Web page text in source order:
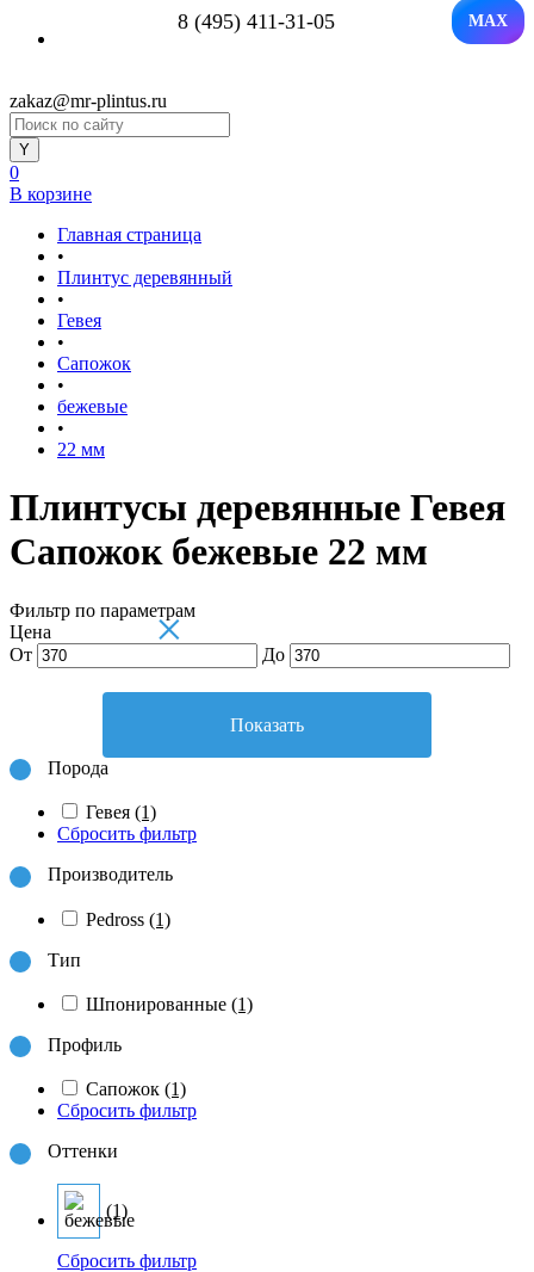
8 (495) 411-31-05 MAX
zakaz@mr-plintus.ru
0
В корзине
Главная страница
•
Плинтус деревянный
•
Гевея
•
Сапожок
•
бежевые
•
22 мм
Плинтусы деревянные Гевея
Сапожок бежевые 22 мм
Фильтр по параметрам
×
Цена
От
До
Показать
Порода
Гевея (1)
Сбросить фильтр
Производитель
Pedross (1)
Тип
Шпонированные (1)
Профиль
Сапожок (1)
Сбросить фильтр
Оттенки
(1)
Сбросить фильтр